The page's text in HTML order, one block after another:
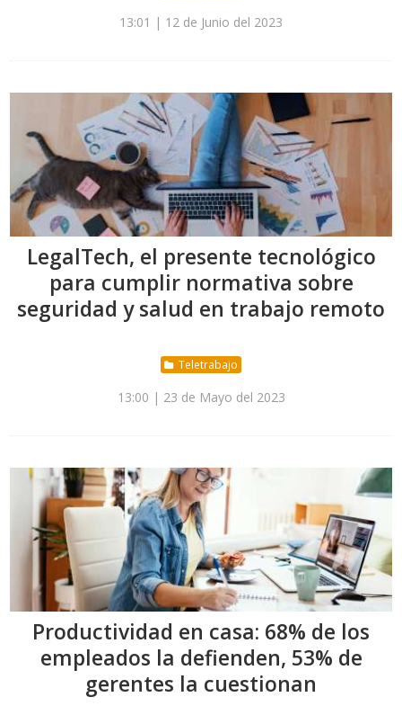
13:01 | 12 de Junio del 2023
LegalTech, el presente tecnológico
para cumplir normativa sobre
seguridad y salud en trabajo remoto
Teletrabajo
13:00 | 23 de Mayo del 2023
Productividad en casa: 68% de los
empleados la defienden, 53% de
gerentes la cuestionan